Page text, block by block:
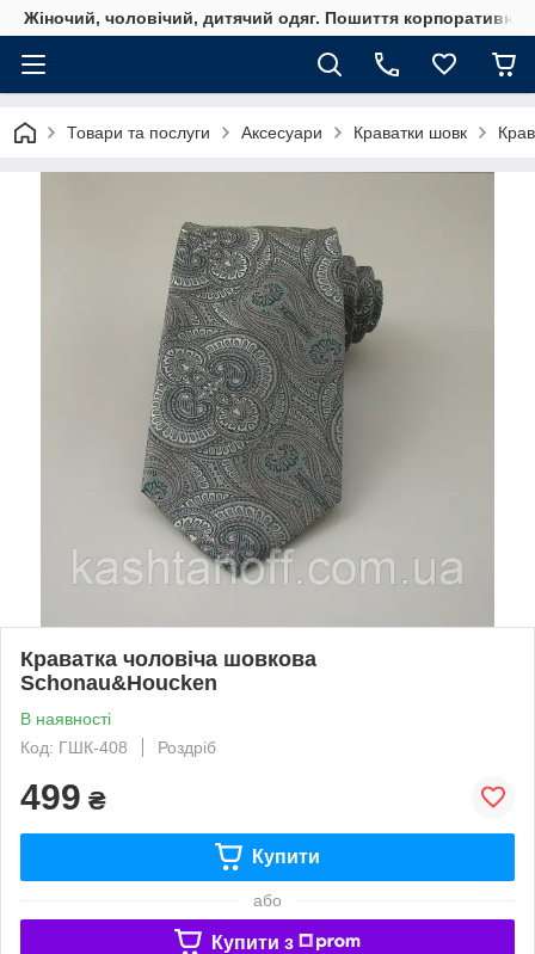
Жіночий, чоловічий, дитячий одяг. Пошиття
Товари та послуги Аксесуари Краватки шовк
Краватка чоловіча шовкова
Schonau&Houcken
В наявності
Код: ГШК-408
Роздріб
499 ₴
Купити
або
Купити з